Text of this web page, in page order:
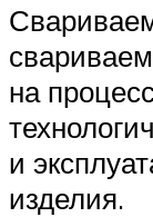
на
и
изделия.